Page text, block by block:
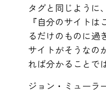
タグと同じように
『自分のサイトは
るだけのものに過
サイトがそうなの
れば分かることで
ジョン・ミューラ